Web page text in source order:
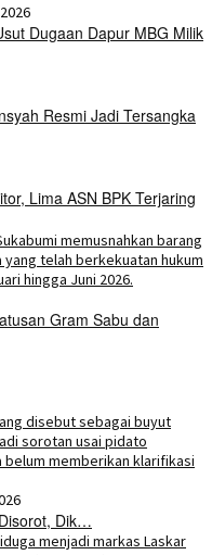
Dugaan Dapur MBG Milik
Resmi Jadi Tersangka
Lima ASN BPK Terjaring
Gram Sabu dan
Dik…